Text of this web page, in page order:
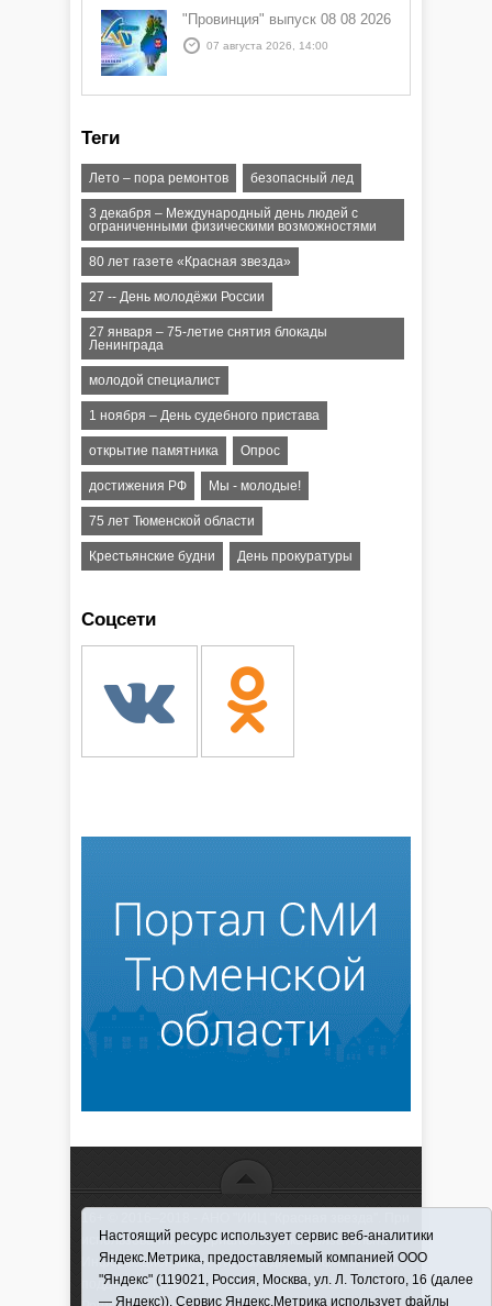
"Провинция" выпуск 08 08 2026
07 августа 2026, 14:00
Теги
Лето – пора ремонтов безопасный лед
3 декабря – Международный день людей с
ограниченными физическими возможностями
80 лет газете «Красная звезда»
27 -- День молодёжи России
27 января – 75-летие снятия блокады
Ленинграда
молодой специалист
1 ноября – День судебного пристава
открытие памятника Опрос
достижения РФ Мы - молодые!
75 лет Тюменской области
Крестьянские будни День прокуратуры
Соцсети
использовании материалов ссылка обязательна
Информационная лента выходит при финансовой
поддержке правительства Тюменской области
Настоящий ресурс использует сервис веб-аналитики
Яндекс.Метрика, предоставляемый компанией ООО
"Яндекс" (119021, Россия, Москва, ул. Л. Толстого, 16 (далее
— Яндекс)). Сервис Яндекс.Метрика использует файлы